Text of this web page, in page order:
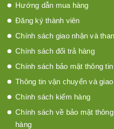
Hướng dẫn mua hàng
Đăng ký thành viên
Chính sách giao nhận và
Chính sách đổi trả hàng
Chính sách bảo mật thông
Thông tin vận chuyển và
Chính sách kiểm hàng
Chính sách về bảo mật
hàng